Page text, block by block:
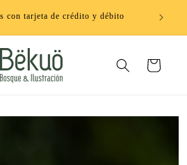
con tarjeta de crédito y débito
Carrito